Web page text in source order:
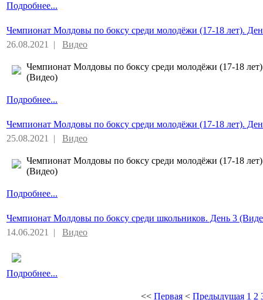
Подробнее...
Чемпионат Молдовы по боксу среди молодёжи (17-18 лет).
26.08.2021 | Видео
Чемпионат Молдовы по боксу среди молодёжи (17-18
(Видео)
Подробнее...
Чемпионат Молдовы по боксу среди молодёжи (17-18 лет).
25.08.2021 | Видео
Чемпионат Молдовы по боксу среди молодёжи (17-18
(Видео)
Подробнее...
Чемпионат Молдовы по боксу среди школьников. День 3
14.06.2021 | Видео
Подробнее...
<< Первая < Предыдущая 1 2